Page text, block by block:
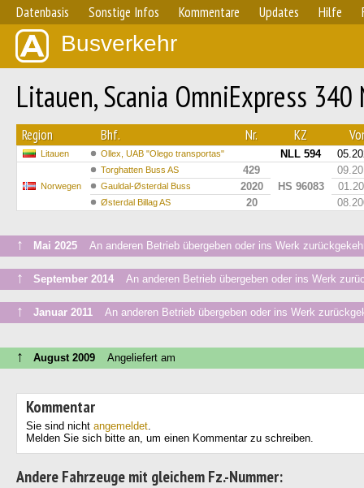
Datenbasis Sonstige Infos Kommentare Updates Hilfe
Busverkehr
Litauen, Scania OmniExpress 340
Region Bhf. Nr. KZ
Litauen Ollex, UAB "Olego transportas" NLL 594
Norwegen
Torghatten Buss AS
429
HS 96083
Gauldal-Østerdal Buss 2020
Østerdal Billag AS 20
↑ Mai 2025 An anderen Betrieb übergeben oder ins Werk
↑ September 2014 An anderen Betrieb übergeben oder ins Werk
↑ Januar 2011 An anderen Betrieb übergeben oder ins Werk
↑ August 2009 Angeliefert am
Kommentar
Sie sind nicht angemeldet.
Melden Sie sich bitte an, um einen Kommentar zu schreiben.
Andere Fahrzeuge mit gleichem Fz.-Nummer: